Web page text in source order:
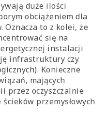
duże ilości
obciążeniem dla
to z kolei, że
się na
instalacji
infrastruktury czy
Konieczne
mających
przez oczyszczalnie
przemysłowych